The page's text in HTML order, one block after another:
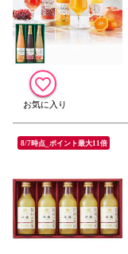
8/7時点_ポイント最大11倍